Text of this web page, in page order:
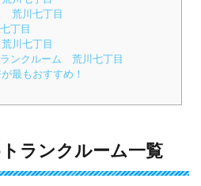
荒川七丁目
丁目
川七丁目
ンクルーム 荒川七丁目
最もおすすめ！
ランクルーム一覧